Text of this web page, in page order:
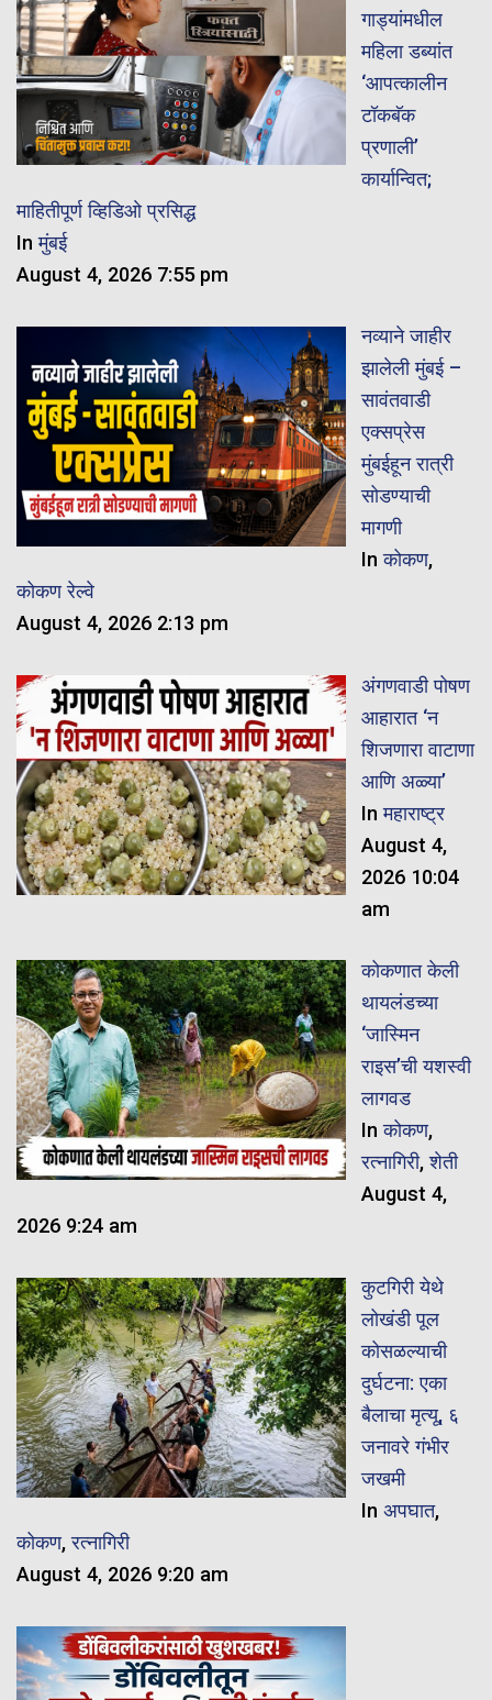
गाड्यांमधील
महिला डब्यांत
‘आपत्कालीन
टॉकबॅक
प्रणाली’
कार्यान्वित;
माहितीपूर्ण व्हिडिओ प्रसिद्ध
Inमुंबई
August 4, 2026 7:55 pm
नव्याने जाहीर
झालेली मुंबई –
सावंतवाडी
एक्सप्रेस
मुंबईहून रात्री
सोडण्याची
मागणी
Inकोकण,
कोकण रेल्वे
August 4, 2026 2:13 pm
अंगणवाडी पोषण
आहारात ‘न
शिजणारा वाटाणा
आणि अळ्या’
Inमहाराष्ट्र
August 4,
2026 10:04
am
कोकणात केली
थायलंडच्या
‘जास्मिन
राइस’ची यशस्वी
लागवड
Inकोकण,
रत्नागिरी,शेती
August 4,
2026 9:24 am
कुटगिरी येथे
लोखंडी पूल
कोसळल्याची
दुर्घटना: एका
बैलाचा मृत्यू, ६
जनावरे गंभीर
जखमी
In अपघात,
कोकण,रत्नागिरी
August 4, 2026 9:20 am